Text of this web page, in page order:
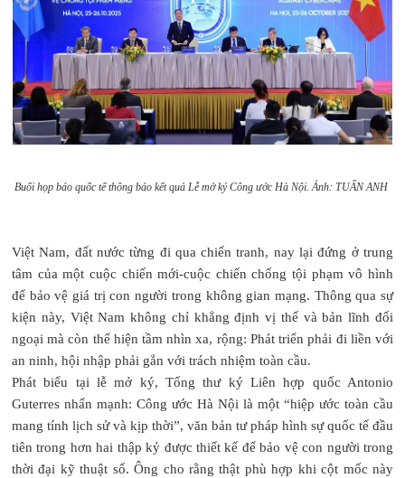
Buổi họp báo quốc tế thông báo kết quả Lễ mở ký Công ước Hà Nội. Ảnh: TUẤN ANH
Việt Nam, đất nước từng đi qua chiến tranh, nay lại đứng ở trung
tâm của một cuộc chiến mới-cuộc chiến chống tội phạm vô hình
để bảo vệ giá trị con người trong không gian mạng. Thông qua sự
kiện này, Việt Nam không chỉ khẳng định vị thế và bản lĩnh đối
ngoại mà còn thể hiện tầm nhìn xa, rộng: Phát triển phải đi liền với
an ninh, hội nhập phải gắn với trách nhiệm toàn cầu.
Phát biểu tại lễ mở ký, Tổng thư ký Liên hợp quốc Antonio
Guterres nhấn mạnh: Công ước Hà Nội là một “hiệp ước toàn cầu
mang tính lịch sử và kịp thời”, văn bản tư pháp hình sự quốc tế đầu
tiên trong hơn hai thập kỷ được thiết kế để bảo vệ con người trong
thời đại kỹ thuật số. Ông cho rằng thật phù hợp khi cột mốc này